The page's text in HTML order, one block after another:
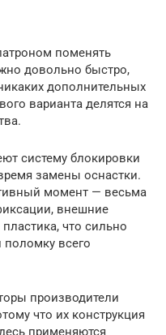
поменять
довольно быстро,
дополнительных
варианта делятся на
систему блокировки
замены оснастки.
момент — весьма
внешние
что сильно
поломку всего
производители
что их конструкция
применяются